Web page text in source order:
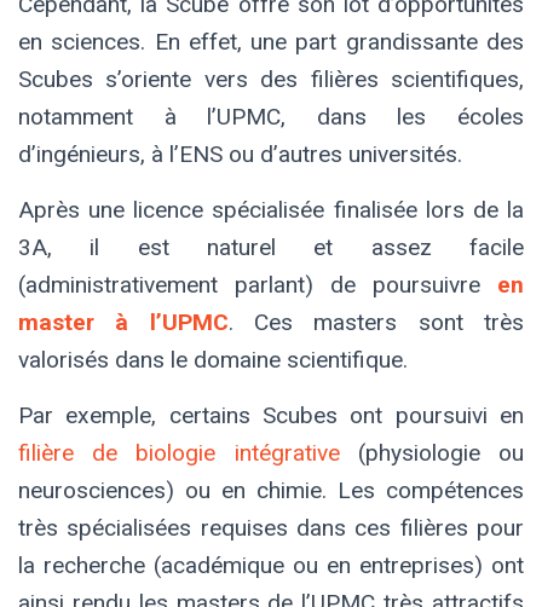
en sciences. En effet, une part grandissante des
Scubes s’oriente vers des filières scientifiques,
notamment à l’UPMC, dans les écoles
d’ingénieurs, à l’ENS ou d’autres universités.
Après une licence spécialisée finalisée lors de la
3A, il est naturel et assez facile
(administrativement parlant) de poursuivre en
master à l’UPMC. Ces masters sont très
valorisés dans le domaine scientifique.
Par exemple, certains Scubes ont poursuivi en
filière de biologie intégrative(physiologie ou
neurosciences) ou en chimie. Les compétences
très spécialisées requises dans ces filières pour
la recherche (académique ou en entreprises) ont